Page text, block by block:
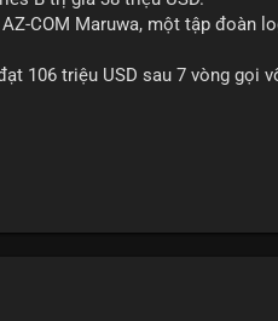
tiền trước khi đưa ra quyết
trị rủi ro trong bối cảnh thanh
#khangcu64556 #whalebtc
COM Maruwa, một tập đoàn
106 triệu USD sau 7 vòng gọi